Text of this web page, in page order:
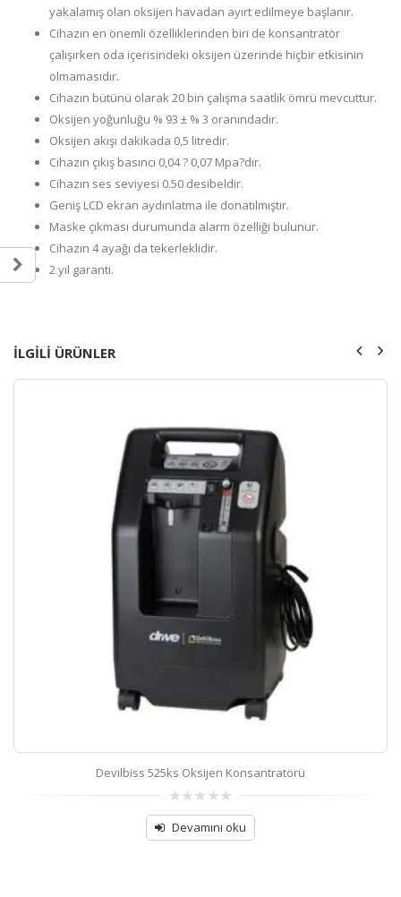
yakalamış olan oksijen havadan ayırt edilmeye başlanır.
Cihazın en önemli özelliklerinden biri de konsantratör
çalışırken oda içerisindeki oksijen üzerinde hiçbir etkisinin
olmamasıdır.
Cihazın bütünü olarak 20 bin çalışma saatlik ömrü mevcuttur.
Oksijen yoğunluğu % 93 ± % 3 oranındadır.
Oksijen akışı dakikada 0,5 litredir.
Cihazın çıkış basıncı 0,04 ? 0,07 Mpa?dır.
Cihazın ses seviyesi 0.50 desibeldir.
Geniş LCD ekran aydınlatma ile donatılmıştır.
Maske çıkması durumunda alarm özelliği bulunur.
Cihazın 4 ayağı da tekerleklidir.
2 yıl garanti.
ILGILI ÜRÜNLER
Devilbiss 525ks Oksijen Konsantratörü
0
outDevamını oku